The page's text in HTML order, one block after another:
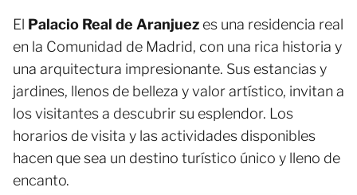
El Palacio Real de Aranjuez es una residencia real
en la Comunidad de Madrid, con una rica historia y
una arquitectura impresionante. Sus estancias y
jardines, llenos de belleza y valor artístico, invitan a
los visitantes a descubrir su esplendor. Los
horarios de visita y las actividades disponibles
hacen que sea un destino turístico único y lleno de
encanto.